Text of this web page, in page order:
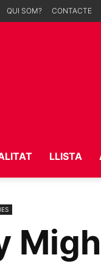
QUI SOM? CONTACTE
LLISTA